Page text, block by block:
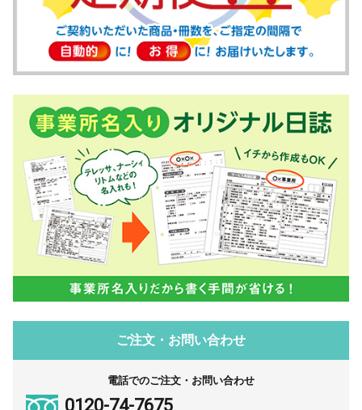
ご注文・お問い合わせ
電話でのご注文・お問い合わせ
0120-74-7675